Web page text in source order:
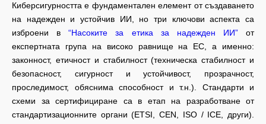
Киберсигурността е фундаментален елемент от създаването
на надежден и устойчив ИИ, но три ключови аспекта са
изброени в“Насоките за етика за надежден ИИ”от
експертната група на високо равнище на ЕС, а именно:
законност, етичност и стабилност (техническа стабилност и
безопасност, сигурност и устойчивост, прозрачност,
проследимост, обяснима способност и т.н.). Стандарти и
схеми за сертифициране са в етап на разработване от
стандартизационните органи (ETSI, CEN, ISO / ICE, други).